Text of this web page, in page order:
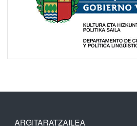
ARGITARATZAILEA